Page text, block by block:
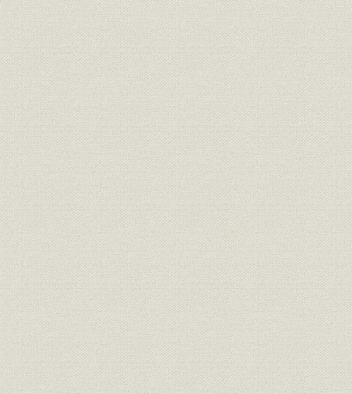
事業所
「桜組」として西村勝三の製
靴・製革事業は立て直しに成功
した。その本店は、築地1丁目
ほぼ現在の中央区役所の地にあ
った。また、銀座3丁目には出
張所を設け、往来する人々の目
を引いた。
[明治14年
靴;風俗
ワーグマン描く、西南戦争に向
かう官軍の警ら隊。主として関
東以北の旧士族が多く応募した
が、心なしか軍靴の足音も堂々
と聞こえたとぃう。
商標
「桜組」の商標。サクラの花と
葉に英文をあしらい、なかなか
斬新なデザインである。
[明治17年
経営
東京府統計表による明治前期に
おける製靴工場の概要(明治
9~14年)
明治9年
(1881年)
経営者
弾 直樹 旧幕以来の伝統を活かし
つつ、製革・製靴事業に洋式手
法を取り入れることに意欲的だ
った。
[明治2年
資料
革職教師チアレス・ヘンニンゲ
ルの雇い入れ文書。
[明治4年